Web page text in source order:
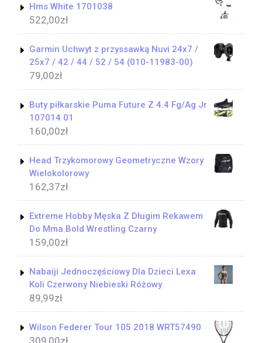
Hms White 1701038
522,00zł
Garmin Uchwyt z przyssawką Nuvi 24x7 /
25x7 / 42 / 44 / 52 / 54 (010-11983-00)
79,00zł
Buty piłkarskie Puma Future Z 4.4 Fg/Ag Jr
107014 01
160,00zł
Head Trzykomorowy Geometryczne Wzory
Wielokolorowy
162,37zł
Extreme Hobby Męska Z Długim Rekawem
Do Mma Bold Wrestling Czarny
159,00zł
Nabaiji Jednoczęściowy Dla Dzieci Lexa
Koli Czerwony Niebieski Różowy
89,99zł
Wilson Federer Tour 105 2018 WRT57490
309,00zł